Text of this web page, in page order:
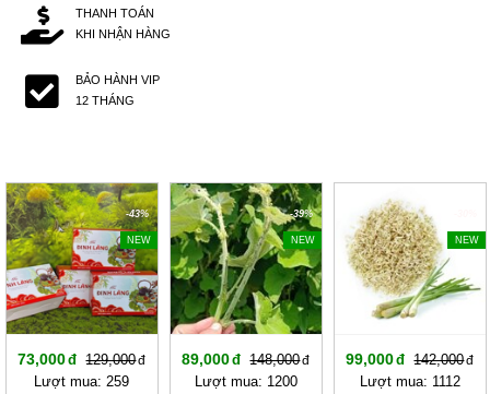
THANH TOÁN
KHI NHẬN HÀNG
BẢO HÀNH VIP
12 THÁNG
-43%
NEW
73,000
129,000
Lượt mua: 259
-39%
NEW
89,000
148,000
Lượt mua: 1200
NEW
99,000
142,000
Lượt mua: 1112